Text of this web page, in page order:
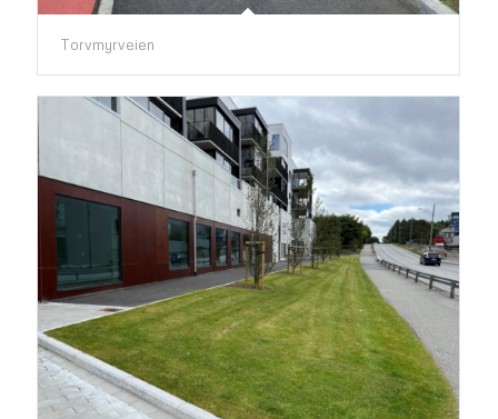
Torvmyrveien